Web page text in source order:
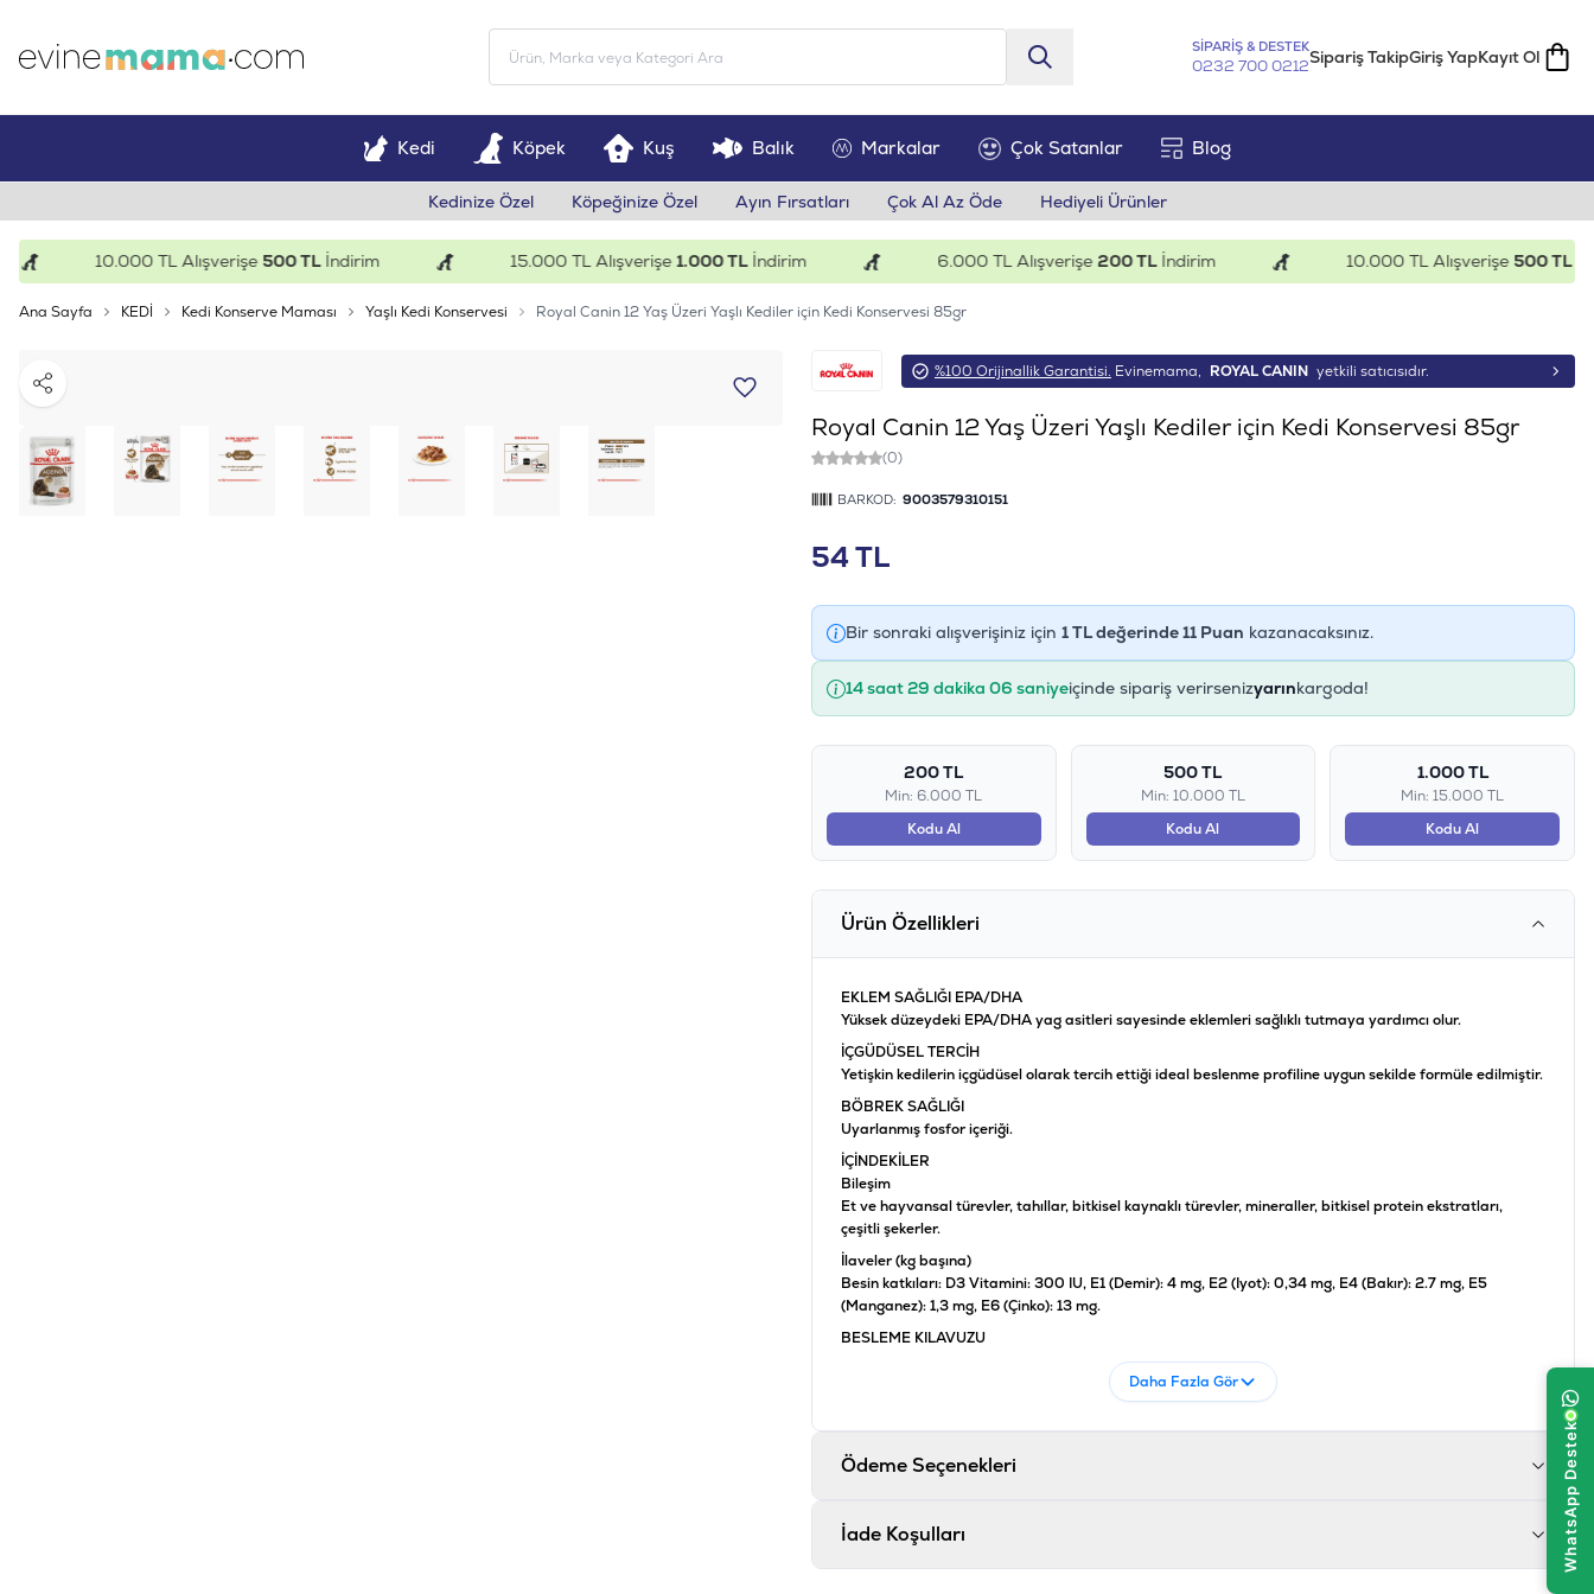
SİPARİŞ & DESTEK
0232 700 0212Sipariş TakipGiriş YapKayıt Ol
Kedi Köpek Kuş Balık Markalar Çok Satanlar Blog
Kedinize Özel Köpeğinize Özel Ayın Fırsatları Çok Al Az Öde Hediyeli Ürünler
10.000 TL Alışverişe500 TLİndirim 15.000 TL Alışverişe1.000 TLİndirim 6.000 TL Alışverişe200 TLİndirim 10.000 TL Alışverişe500 TL
Ana Sayfa KEDİ Kedi Konserve Maması Yaşlı Kedi Konservesi Royal Canin 12 Yaş Üzeri Yaşlı Kediler için Kedi Konservesi 85gr
Paylaş
%100 Orijinallik Garantisi. Evinemama, ROYAL CANIN yetkili satıcısıdır.
Royal Canin 12 Yaş Üzeri Yaşlı Kediler için Kedi Konservesi 85gr
(0)
BARKOD: 9003579310151
54TL
Bir sonraki alışverişiniz için 1TL değerinde11Puan kazanacaksınız.
14 saat 29 dakika 05 saniyeiçinde sipariş verirsenizyarınkargoda!
200 TL
Min: 6.000 TL
Kodu Al
500 TL
Min: 10.000 TL
Kodu Al
1.000 TL
Min: 15.000 TL
Kodu Al
Ürün Özellikleri
EKLEM SAĞLIĞI EPA/DHA
Yüksek düzeydeki EPA/DHA yag asitleri sayesinde eklemleri sağlıklı tutmaya yardımcı olur.
İÇGÜDÜSEL TERCİH
Yetişkin kedilerin içgüdüsel olarak tercih ettiği ideal beslenme profiline uygun sekilde formüle edilmiştir.
BÖBREK SAĞLIĞI
Uyarlanmış fosfor içeriği.
İÇİNDEKİLER
Bileşim
Et ve hayvansal türevler, tahıllar, bitkisel kaynaklı türevler, mineraller, bitkisel protein ekstratları,
çeşitli şekerler.
İlaveler (kg başına)
Besin katkıları: D3 Vitamini: 300 IU, E1 (Demir): 4 mg, E2 (Iyot): 0,34 mg, E4 (Bakır): 2.7 mg, E5
(Manganez): 1,3 mg, E6 (Çinko): 13 mg.
BESLEME KILAVUZU
0.11
Arjinin(%)
0.45
0.5
Metiyonin (%)
Daha Fazla Gör
Ödeme Seçenekleri
İade Koşulları